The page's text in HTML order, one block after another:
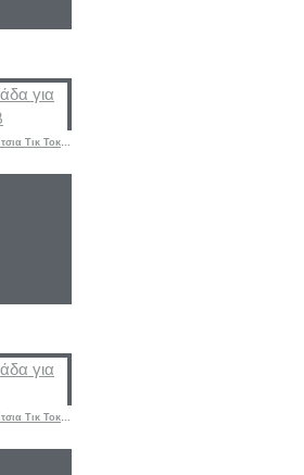
Χειροποίητη λαμπάδα για κορίτσια Τικ Τοκ μωβ
Χειροποίητη λαμπάδα για κορίτσια Τικ Τοκ ροζ